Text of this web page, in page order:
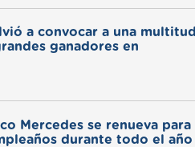
a convocar a una multitud
ganadores en
Mercedes se renueva para
durante todo el año